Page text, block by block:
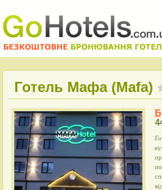
Готель Мафа (Mafa)